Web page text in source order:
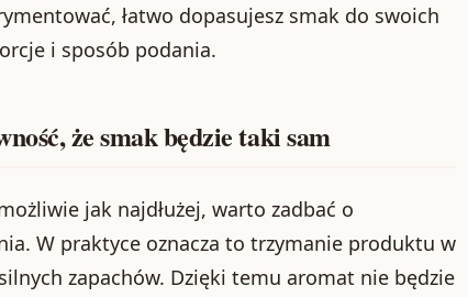
łatwo dopasujesz smak do swoich
i sposób podania.
że smak będzie taki sam
jak najdłużej, warto zadbać o
W praktyce oznacza to trzymanie produktu w
zapachów. Dzięki temu aromat nie będzie